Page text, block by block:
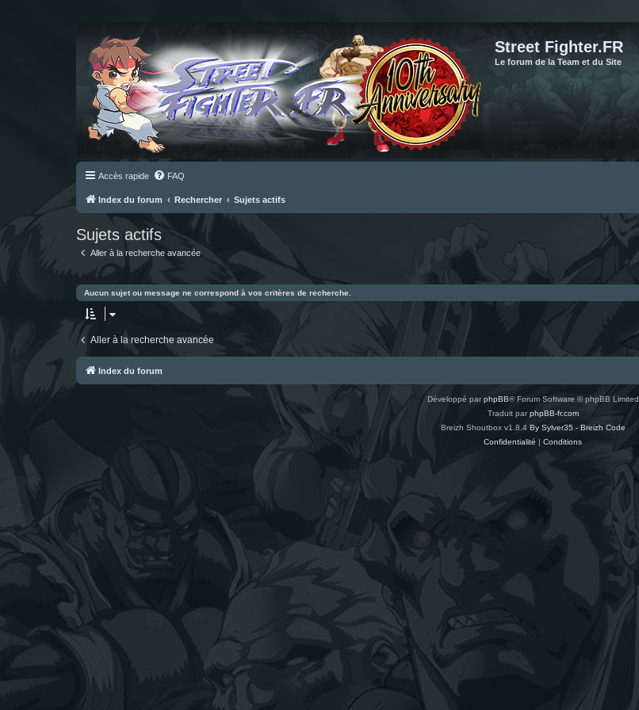
Street Fighter.FR
Le forum de la Team et du Site
Accès rapide FAQ
Index du forum Rechercher Sujets actifs
Sujets actifs
Aller à la recherche avancée
Aucun sujet ou message ne correspond à vos critères de recherche.
Aller à la recherche avancée
Index du forum
Développé parphpBB® Forum Software © phpBB Limited
Traduit parphpBB-fr.com
Breizh Shoutbox v1.8.4 By Sylver35 - Breizh Code
Confidentialité | Conditions